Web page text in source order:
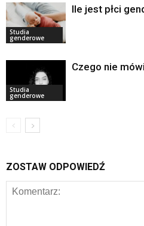
Studia
genderowe
Ile jest płci
Studia
genderowe
Czego nie
ZOSTAW ODPOWIEDŹ